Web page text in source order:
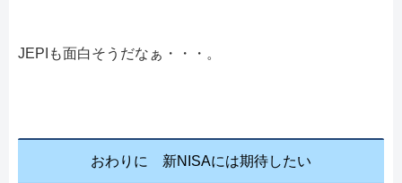
JEPIも面白そうだなぁ・・・。
おわりに 新NISAには期待したい